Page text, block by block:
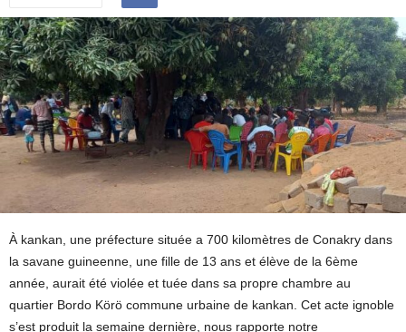
À kankan, une préfecture située a 700 kilomètres de Conakry dans
la savane guineenne, une fille de 13 ans et élève de la 6ème
année, aurait été violée et tuée dans sa propre chambre au
quartier Bordo Körö commune urbaine de kankan. Cet acte ignoble
s’est produit la semaine dernière, nous rapporte notre